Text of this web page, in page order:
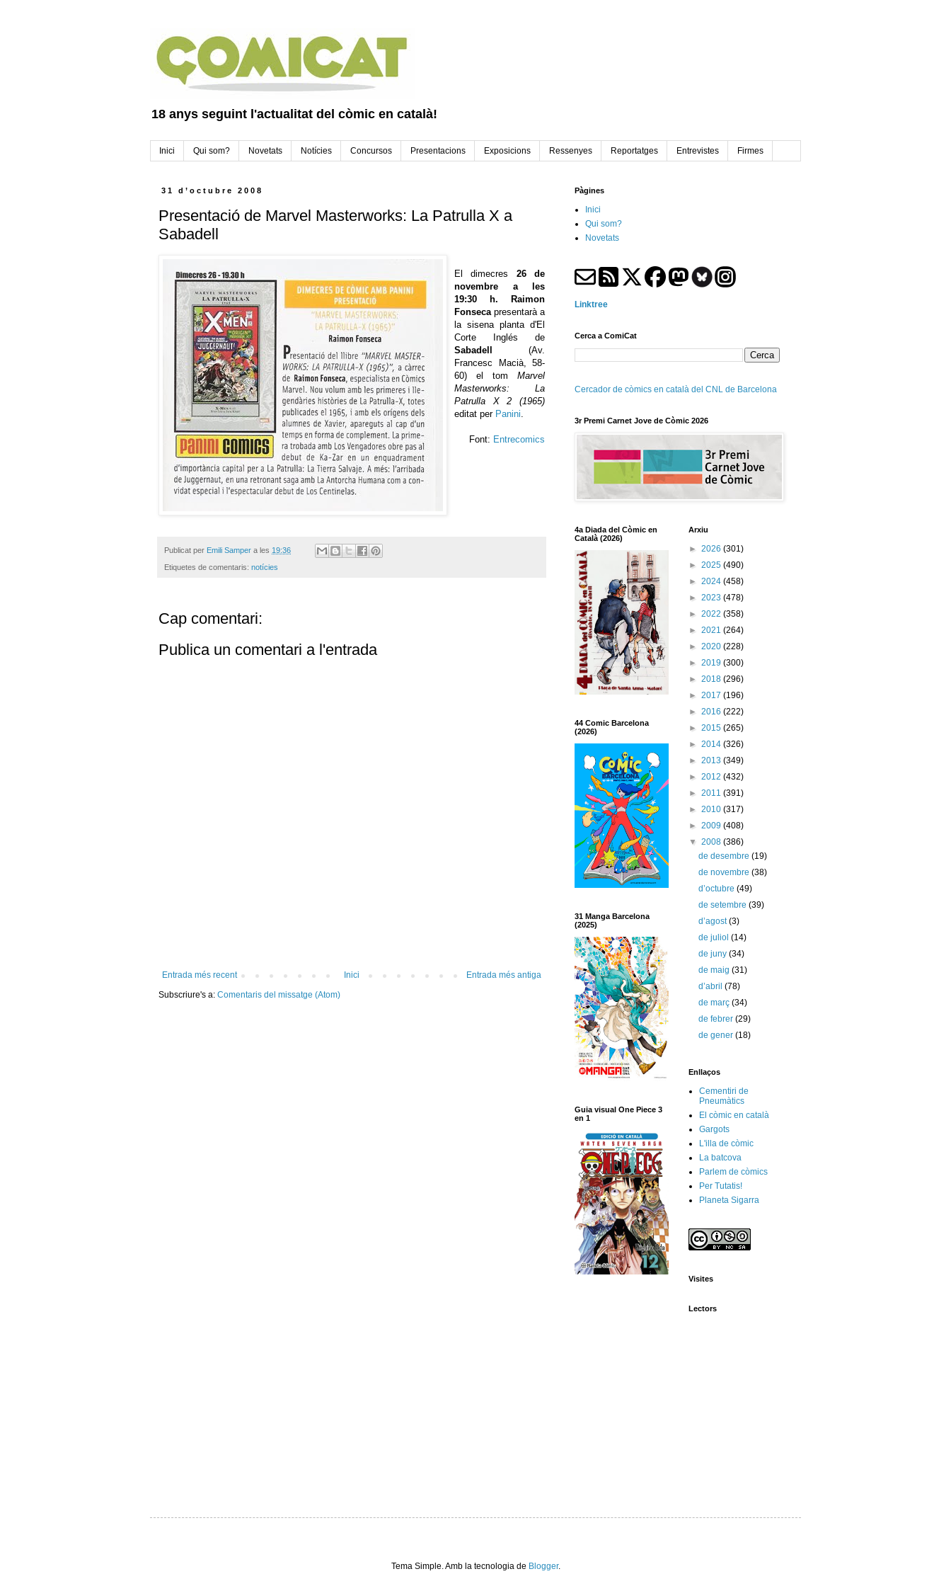
18 anys seguint l'actualitat del còmic en català!
Inici Qui som? Novetats Notícies Concursos Presentacions Exposicions Ressenyes Reportatges Entrevistes Firmes
31 d’octubre 2008
Presentació de Marvel Masterworks: La Patrulla X a
Sabadell
El dimecres 26 de
novembre a les
19:30 h.
Raimon
Fonsecapresentarà a
la sisena planta d'El
Corte Inglés de
Sabadell (Av.
Francesc Macià, 58-
60) el tom Marvel
Masterworks: La
Patrulla X 2 (1965)
editat per Panini.
Font: Entrecomics
Publicat per Emili Samper a les 19:36
Etiquetes de comentaris: notícies
Cap comentari:
Publica un comentari a l'entrada
Entrada més recent Entrada més antiga
Inici
Subscriure's a: Comentaris del missatge (Atom)
Pàgines
Inici
Qui som?
Novetats
Linktree
Cerca a ComiCat
Cercador de còmics en català del CNL de Barcelona
3r Premi Carnet Jove de Còmic 2026
4a Diada del Còmic en
Català (2026)
44 Comic Barcelona
(2026)
31 Manga Barcelona
(2025)
Guia visual One Piece 3
en 1
Arxiu
► 2026 (301)
► 2025 (490)
► 2024 (458)
► 2023 (478)
► 2022 (358)
► 2021 (264)
► 2020 (228)
► 2019 (300)
► 2018 (296)
► 2017 (196)
► 2016 (222)
► 2015 (265)
► 2014 (326)
► 2013 (349)
► 2012 (432)
► 2011 (391)
► 2010 (317)
► 2009 (408)
▼ 2008 (386)
de desembre(19)
de novembre(38)
d’octubre(49)
de setembre(39)
d’agost(3)
de juliol(14)
de juny(34)
de maig(31)
d’abril(78)
de març(34)
de febrer(29)
de gener(18)
Enllaços
Cementiri de
Pneumàtics
El còmic en català
Gargots
L'illa de còmic
La batcova
Parlem de còmics
Per Tutatis!
Planeta Sigarra
Visites
Lectors
Tema Simple. Amb la tecnologia de Blogger.